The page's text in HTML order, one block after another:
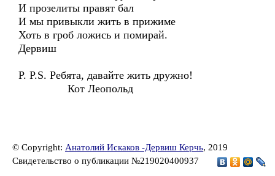
И прозелиты правят бал
И мы привыкли жить в прижиме
Хоть в гроб ложись и помирай.
Дервиш
P. P.S. Ребята, давайте жить дружно!
Кот Леопольд
© Copyright: Анатолий Искаков -Дервиш Керчь, 2019
Свидетельство о публикации №219020400937